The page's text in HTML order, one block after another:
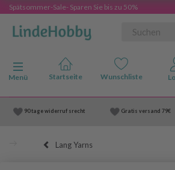
Spätsommer-Sale- Sparen Sie bis zu 50%
Anzeige ändern
Menü
90 tage widerruf srecht Gratis versand 79€
Lang Yarns